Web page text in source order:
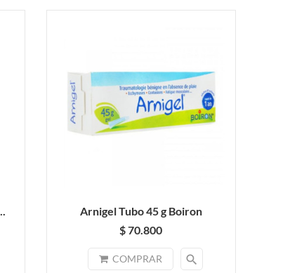
Arnigel Tubo 45 g Boiron
$ 70.800
COMPRAR search